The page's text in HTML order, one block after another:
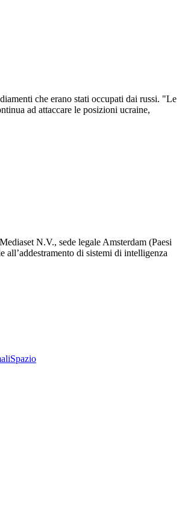
che erano stati occupati dai russi. "Le
ad attaccare le posizioni ucraine,
N.V., sede legale Amsterdam (Paesi
all’addestramento di sistemi di intelligenza
Spazio